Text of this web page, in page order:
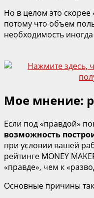
Но в целом это
потому что объем
необходимость
Мое мнение:
Если под «правдой»
возможность
при условии вашей
рейтинге MONEY
«правде», чем к
Основные причины